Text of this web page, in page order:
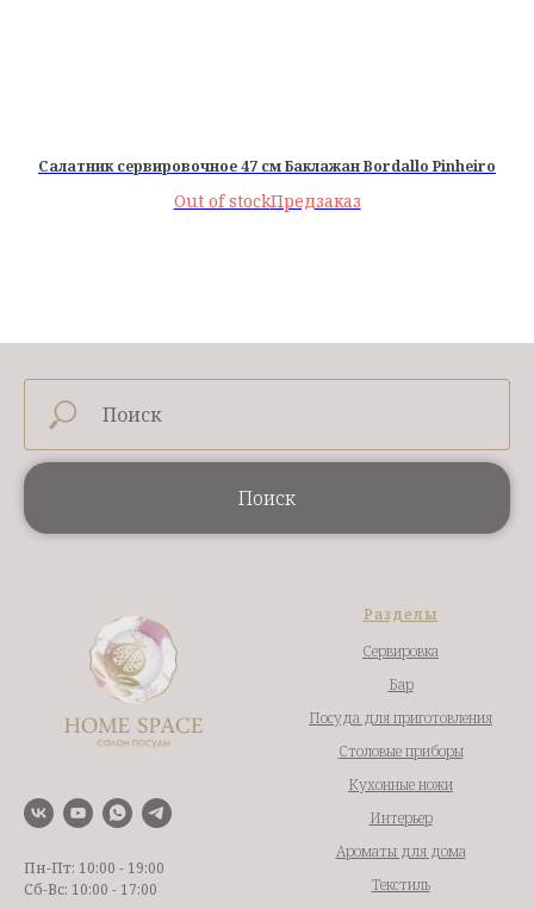
Салатник сервировочное 47 см Баклажан Bordallo Pinheiro
Out of stock
Поиск
Пн-Пт: 10:00 - 19:00
Сб-Вс: 10:00 - 17:00
Разделы
Сервировка
Бар
Посуда для приготовления
Столовые приборы
Кухонные ножи
Интерьер
Ароматы для дома
Текстиль